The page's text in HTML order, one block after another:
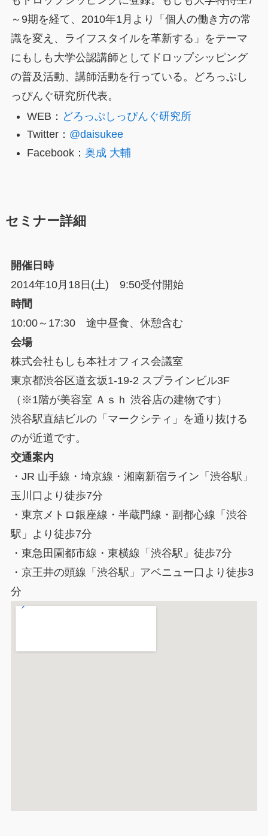
～9期を経て、2010年1月より「個人の働き方の常
識を変え、ライフスタイルを革新する」をテーマ
にもしも大学公認講師としてドロップシッピング
の普及活動、講師活動を行っている。どろっぷし
っぴんぐ研究所代表。
WEB： どろっぷしっぴんぐ研究所
Twitter： @daisukee
Facebook： 奥成 大輔
セミナー詳細
開催日時
2014年10月18日(土) 9:50受付開始
時間
10:00～17:30 途中昼食、休憩含む
会場
株式会社もしも本社オフィス会議室
東京都渋谷区道玄坂1-19-2 スプラインビル3F
（※1階が美容室 Ａｓｈ 渋谷店の建物です）
渋谷駅直結ビルの「マークシティ」を通り抜ける
のが近道です。
交通案内
・JR 山手線・埼京線・湘南新宿ライン「渋谷駅」
玉川口より徒歩7分
・東京メトロ銀座線・半蔵門線・副都心線「渋谷
駅」より徒歩7分
・東急田園都市線・東横線「渋谷駅」徒歩7分
・京王井の頭線「渋谷駅」アベニュー口より徒歩3
分